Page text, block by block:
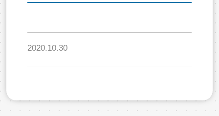
2020.10.30